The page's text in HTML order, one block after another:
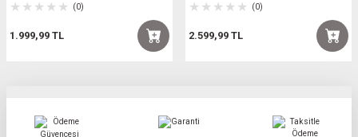
(0)
1.999,99 TL
(0)
2.599,99 TL